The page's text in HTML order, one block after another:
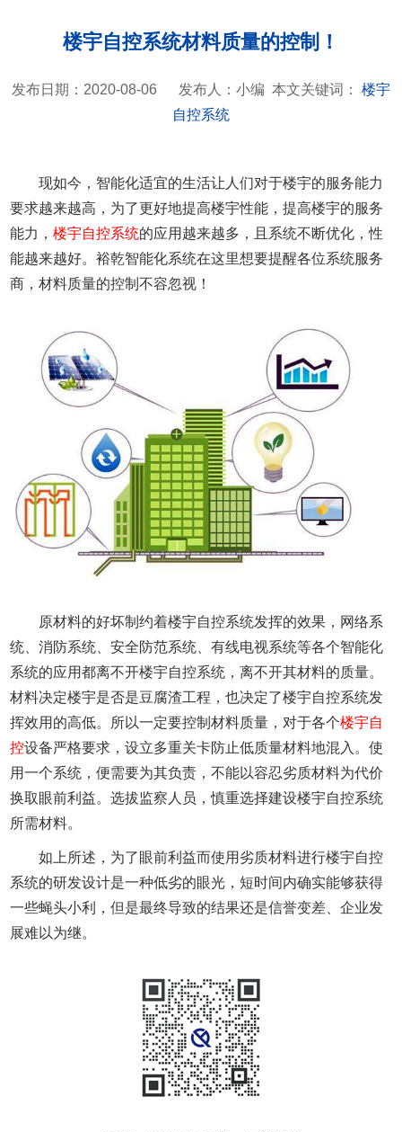
楼宇自控系统材料质量的控制！
发布日期：2020-08-06 发布人：小编 本文关键词： 楼宇
自控系统
现如今，智能化适宜的生活让人们对于楼宇的服务能力
要求越来越高，为了更好地提高楼宇性能，提高楼宇的服务
能力，楼宇自控系统的应用越来越多，且系统不断优化，性
能越来越好。裕乾智能化系统在这里想要提醒各位系统服务
商，材料质量的控制不容忽视！
原材料的好坏制约着楼宇自控系统发挥的效果，网络系
统、消防系统、安全防范系统、有线电视系统等各个智能化
系统的应用都离不开楼宇自控系统，离不开其材料的质量。
材料决定楼宇是否是豆腐渣工程，也决定了楼宇自控系统发
挥效用的高低。所以一定要控制材料质量，对于各个楼宇自
控设备严格要求，设立多重关卡防止低质量材料地混入。使
用一个系统，便需要为其负责，不能以容忍劣质材料为代价
换取眼前利益。选拔监察人员，慎重选择建设楼宇自控系统
所需材料。
如上所述，为了眼前利益而使用劣质材料进行楼宇自控
系统的研发设计是一种低劣的眼光，短时间内确实能够获得
一些蝇头小利，但是最终导致的结果还是信誉变差、企业发
展难以为继。